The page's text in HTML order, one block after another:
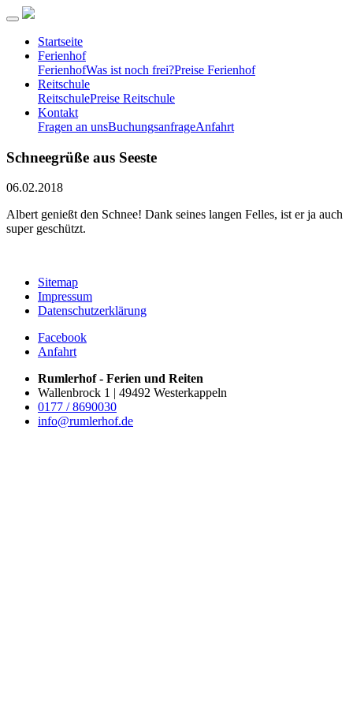
Startseite
Ferienhof
FerienhofWas ist noch frei?Preise Ferienhof
Reitschule
ReitschulePreise Reitschule
Kontakt
Fragen an unsBuchungsanfrageAnfahrt
Schneegrüße aus Seeste
06.02.2018
Albert genießt den Schnee! Dank seines langen Felles, ist er ja auch
super geschützt.
Sitemap
Impressum
Datenschutzerklärung
Facebook
Anfahrt
Rumlerhof - Ferien und Reiten
Wallenbrock 1 | 49492 Westerkappeln
0177 / 8690030
info@rumlerhof.de